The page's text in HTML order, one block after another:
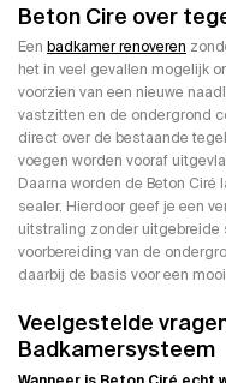
Beton Cire over
Een badkamer renoveren
het in veel gevallen mogelijk
voorzien van een nieuwe
vastzitten en de ondergrond
direct over de bestaande
voegen worden vooraf
Daarna worden de Beton
sealer. Hierdoor geef je een
uitstraling zonder uitgebreide
voorbereiding van de
daarbij de basis voor een
Veelgestelde
Badkamersysteem